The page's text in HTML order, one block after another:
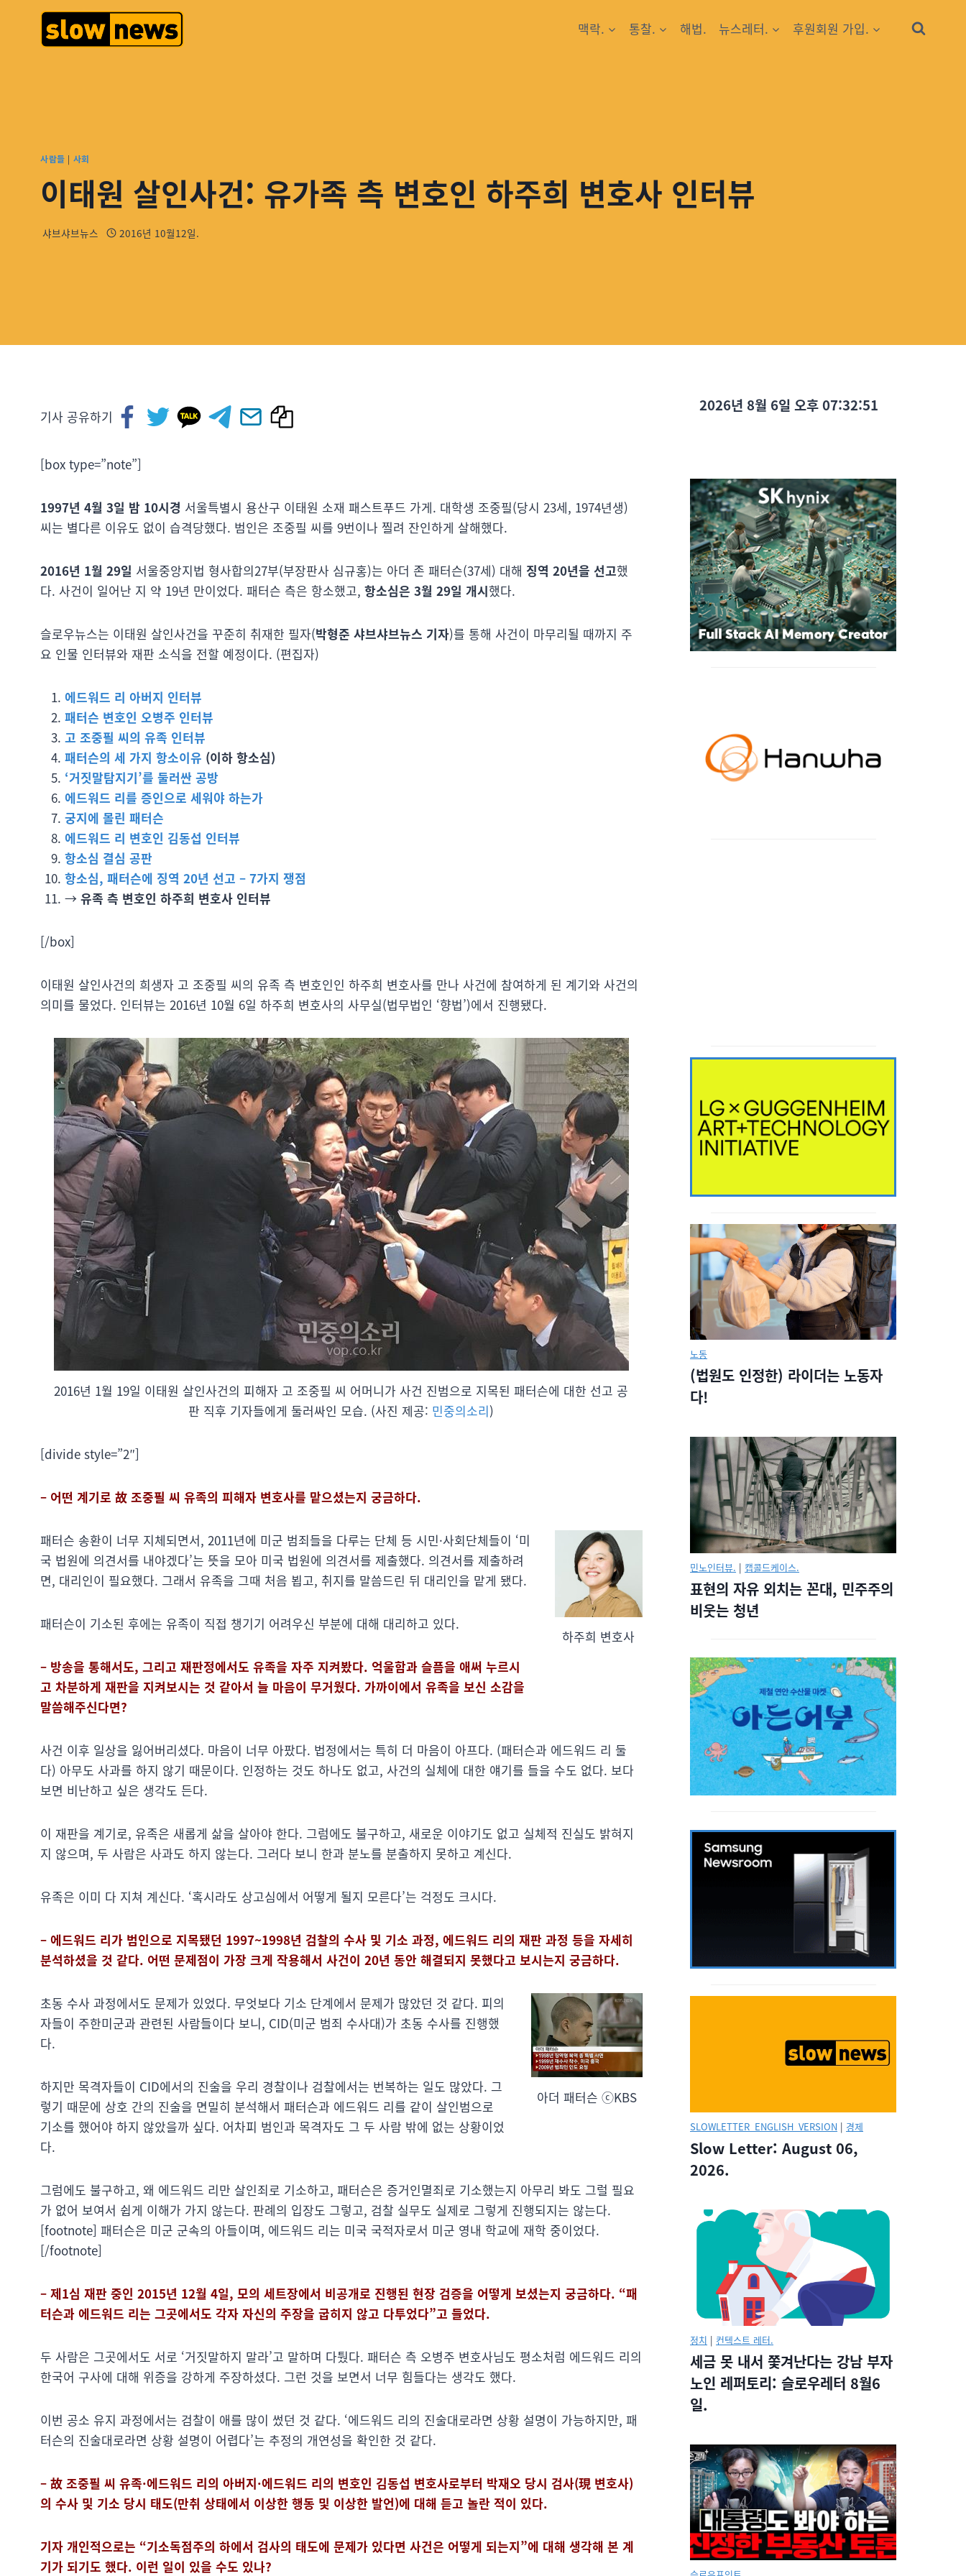
맥락. 통찰. 해법. 뉴스레터. 후원회원 가입.
사람들 | 사회
이태원 살인사건: 유가족 측 변호인 하주희 변호사 인터뷰
샤브샤브뉴스 2016년 10월12일.
기사 공유하기
[box type=”note”]
1997년 4월 3일 밤 10시경 서울특별시 용산구 이태원 소재 패스트푸드 가게. 대학생 조중필(당시 23세, 1974년생)
씨는 별다른 이유도 없이 습격당했다. 범인은 조중필 씨를 9번이나 찔려 잔인하게 살해했다.
2016년 1월 29일 서울중앙지법 형사합의27부(부장판사 심규홍)는 아더 존 패터슨(37세) 대해 징역 20년을 선고했
다. 사건이 일어난 지 약 19년 만이었다. 패터슨 측은 항소했고, 항소심은 3월 29일 개시했다.
슬로우뉴스는 이태원 살인사건을 꾸준히 취재한 필자(박형준 샤브샤브뉴스 기자)를 통해 사건이 마무리될 때까지 주
요 인물 인터뷰와 재판 소식을 전할 예정이다. (편집자)
에드워드 리 아버지 인터뷰
패터슨 변호인 오병주 인터뷰
고 조중필 씨의 유족 인터뷰
패터슨의 세 가지 항소이유 (이하 항소심)
‘거짓말탐지기’를 둘러싼 공방
에드워드 리를 증인으로 세워야 하는가
궁지에 몰린 패터슨
에드워드 리 변호인 김동섭 인터뷰
항소심 결심 공판
항소심, 패터슨에 징역 20년 선고 – 7가지 쟁점
→ 유족 측 변호인 하주희 변호사 인터뷰
[/box]
이태원 살인사건의 희생자 고 조중필 씨의 유족 측 변호인인 하주희 변호사를 만나 사건에 참여하게 된 계기와 사건의
의미를 물었다. 인터뷰는 2016년 10월 6일 하주희 변호사의 사무실(법무법인 ‘향법’)에서 진행됐다.
2016년 1월 19일 이태원 살인사건의 피해자 고 조중필 씨 어머니가 사건 진범으로 지목된 패터슨에 대한 선고 공
판 직후 기자들에게 둘러싸인 모습. (사진 제공: 민중의소리)
[divide style=”2″]
– 어떤 계기로 故 조중필 씨 유족의 피해자 변호사를 맡으셨는지 궁금하다.
하주희 변호사
패터슨 송환이 너무 지체되면서, 2011년에 미군 범죄들을 다루는 단체 등 시민·사회단체들이 ‘미
국 법원에 의견서를 내야겠다’는 뜻을 모아 미국 법원에 의견서를 제출했다. 의견서를 제출하려
면, 대리인이 필요했다. 그래서 유족을 그때 처음 뵙고, 취지를 말씀드린 뒤 대리인을 맡게 됐다.
패터슨이 기소된 후에는 유족이 직접 챙기기 어려우신 부분에 대해 대리하고 있다.
– 방송을 통해서도, 그리고 재판정에서도 유족을 자주 지켜봤다. 억울함과 슬픔을 애써 누르시
고 차분하게 재판을 지켜보시는 것 같아서 늘 마음이 무거웠다. 가까이에서 유족을 보신 소감을
말씀해주신다면?
사건 이후 일상을 잃어버리셨다. 마음이 너무 아팠다. 법정에서는 특히 더 마음이 아프다. (패터슨과 에드워드 리 둘
다) 아무도 사과를 하지 않기 때문이다. 인정하는 것도 하나도 없고, 사건의 실체에 대한 얘기를 들을 수도 없다. 보다
보면 비난하고 싶은 생각도 든다.
이 재판을 계기로, 유족은 새롭게 삶을 살아야 한다. 그럼에도 불구하고, 새로운 이야기도 없고 실체적 진실도 밝혀지
지 않으며, 두 사람은 사과도 하지 않는다. 그러다 보니 한과 분노를 분출하지 못하고 계신다.
유족은 이미 다 지쳐 계신다. ‘혹시라도 상고심에서 어떻게 될지 모른다’는 걱정도 크시다.
– 에드워드 리가 범인으로 지목됐던 1997~1998년 검찰의 수사 및 기소 과정, 에드워드 리의 재판 과정 등을 자세히
분석하셨을 것 같다. 어떤 문제점이 가장 크게 작용해서 사건이 20년 동안 해결되지 못했다고 보시는지 궁금하다.
아더 패터슨 ⓒKBS
초동 수사 과정에서도 문제가 있었다. 무엇보다 기소 단계에서 문제가 많았던 것 같다. 피의
자들이 주한미군과 관련된 사람들이다 보니, CID(미군 범죄 수사대)가 초동 수사를 진행했
다.
하지만 목격자들이 CID에서의 진술을 우리 경찰이나 검찰에서는 번복하는 일도 많았다. 그
렇기 때문에 상호 간의 진술을 면밀히 분석해서 패터슨과 에드워드 리를 같이 살인범으로
기소를 했어야 하지 않았을까 싶다. 어차피 범인과 목격자도 그 두 사람 밖에 없는 상황이었
다.
그럼에도 불구하고, 왜 에드워드 리만 살인죄로 기소하고, 패터슨은 증거인멸죄로 기소했는지 아무리 봐도 그럴 필요
가 없어 보여서 쉽게 이해가 가지 않는다. 판례의 입장도 그렇고, 검찰 실무도 실제로 그렇게 진행되지는 않는다.
[footnote] 패터슨은 미군 군속의 아들이며, 에드워드 리는 미국 국적자로서 미군 영내 학교에 재학 중이었다.
[/footnote]
– 제1심 재판 중인 2015년 12월 4일, 모의 세트장에서 비공개로 진행된 현장 검증을 어떻게 보셨는지 궁금하다. “패
터슨과 에드워드 리는 그곳에서도 각자 자신의 주장을 굽히지 않고 다투었다”고 들었다.
두 사람은 그곳에서도 서로 ‘거짓말하지 말라’고 말하며 다퉜다. 패터슨 측 오병주 변호사님도 평소처럼 에드워드 리의
한국어 구사에 대해 위증을 강하게 주장하셨다. 그런 것을 보면서 너무 힘들다는 생각도 했다.
이번 공소 유지 과정에서는 검찰이 애를 많이 썼던 것 같다. ‘에드워드 리의 진술대로라면 상황 설명이 가능하지만, 패
터슨의 진술대로라면 상황 설명이 어렵다’는 추정의 개연성을 확인한 것 같다.
– 故 조중필 씨 유족·에드워드 리의 아버지·에드워드 리의 변호인 김동섭 변호사로부터 박재오 당시 검사(現 변호사)
의 수사 및 기소 당시 태도(만취 상태에서 이상한 행동 및 이상한 발언)에 대해 듣고 놀란 적이 있다.
기자 개인적으로는 “기소독점주의 하에서 검사의 태도에 문제가 있다면 사건은 어떻게 되는지”에 대해 생각해 본 계
기가 되기도 했다. 이런 일이 있을 수도 있나?
2026년 8월 6일 오후 07:32:52
노동
(법원도 인정한) 라이더는 노동자
다!
민노인터뷰. | 캡콜드케이스.
표현의 자유 외치는 꼰대, 민주주의
비웃는 청년
SLOWLETTER_ENGLISH_VERSION | 경제
Slow Letter: August 06,
2026.
정치 | 컨텍스트 레터.
세금 못 내서 쫓겨난다는 강남 부자
노인 레퍼토리: 슬로우레터 8월6
일.